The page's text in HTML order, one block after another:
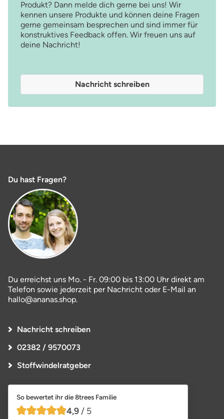
Produkt? Dann melde dich gerne bei uns! Wir
kennen unsere Produkte und können deine Fragen
gerne gemeinsam besprechen und sind immer für
konstruktives Feedback offen. Wir freuen uns auf
deine Nachricht!
Nachricht schreiben
Du hast Fragen?
Du erreichst uns Mo. - Fr. 09:00 bis 13:00 Uhr direkt am
Telefon sowie jederzeit per Nachricht oder E-Mail an
hallo@ananas.shop.
Nachricht schreiben
02382 / 9570073
Stoffwindelratgeber
So bewertet ihr die 8trees Familie
4,9 von 5 Sternen
4,9 / 5